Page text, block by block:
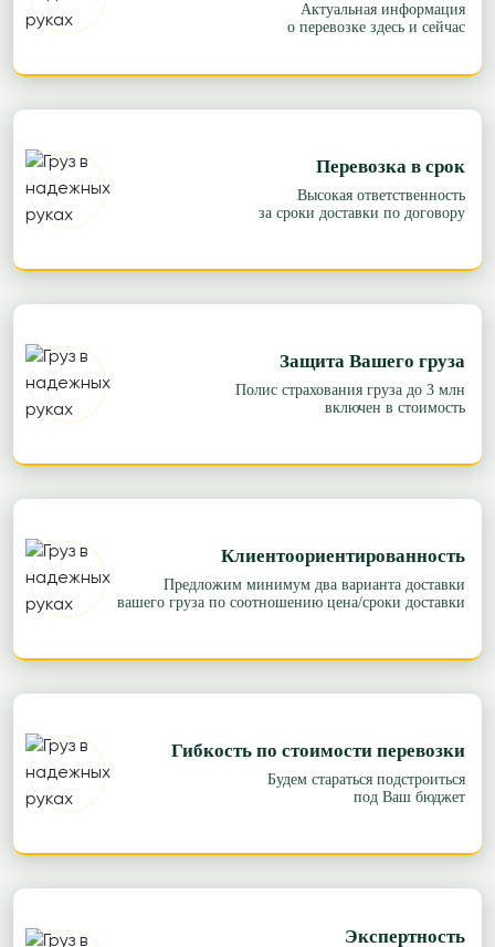
Актуальная информация
о перевозке здесь и сейчас
Перевозка в срок
Высокая ответственность
за сроки доставки по договору
Защита Вашего груза
Полис страхования груза до 3 млн
включен в стоимость
Клиентоориентированность
Предложим минимум два варианта доставки
вашего груза по соотношению цена/сроки доставки
Гибкость по стоимости перевозки
Будем стараться подстроиться
под Ваш бюджет
Экспертность